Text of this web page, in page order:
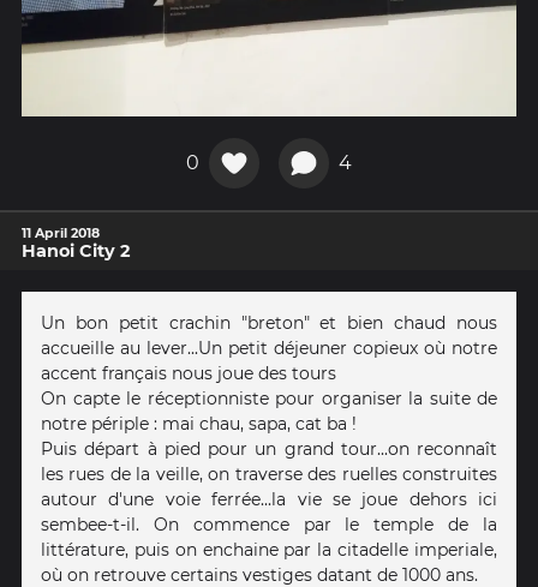
0 4
11 April 2018
Hanoi City 2
Un bon petit crachin "breton" et bien chaud nous
accueille au lever...Un petit déjeuner copieux où notre
accent français nous joue des tours
On capte le réceptionniste pour organiser la suite de
notre périple : mai chau, sapa, cat ba !
Puis départ à pied pour un grand tour...on reconnaît
les rues de la veille, on traverse des ruelles construites
autour d'une voie ferrée...la vie se joue dehors ici
sembee-t-il. On commence par le temple de la
littérature, puis on enchaine par la citadelle imperiale,
où on retrouve certains vestiges datant de 1000 ans.